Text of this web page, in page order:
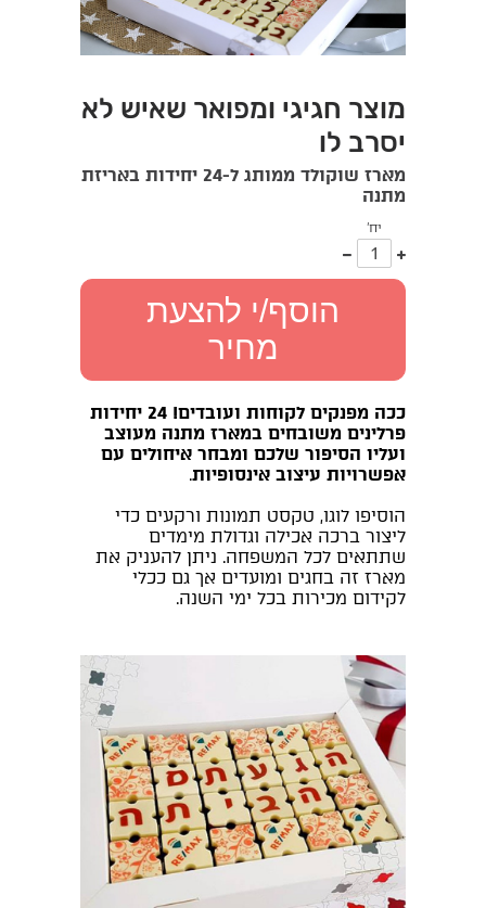
מוצר חגיגי ומפואר שאיש לא
יסרב לו
מארז שוקולד ממותג ל-24 יחידות באריזת
מתנה
יח'
עוד
אחד
הוסף/י להצעת
מחיר
ככה מפנקים לקוחות ועובדים! 24 יחידות
פרלינים משובחים במארז מתנה מעוצב
ועליו הסיפור שלכם ומבחר איחולים עם
אפשרויות עיצוב אינסופיות.
הוסיפו לוגו, טקסט תמונות ורקעים כדי
ליצור ברכה אכילה וגדולת מימדים
שתתאים לכל המשפחה. ניתן להעניק את
מארז זה בחגים ומועדים אך גם ככלי
לקידום מכירות בכל ימי השנה.